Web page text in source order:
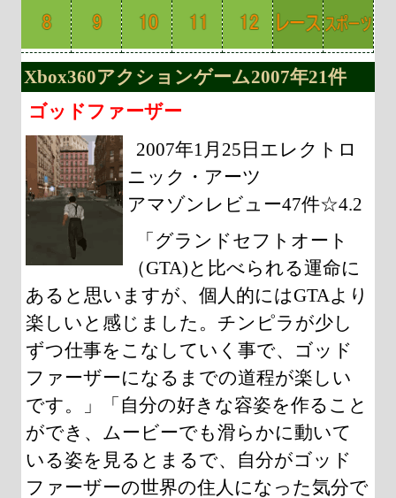
Xbox360アクションゲーム2007年21件
ゴッドファーザー
2007年1月25日エレクトロ
ニック・アーツ
アマゾンレビュー47件☆4.2
「グランドセフトオート
（GTA)と比べられる運命に
あると思いますが、個人的にはGTAより
楽しいと感じました。チンピラが少し
ずつ仕事をこなしていく事で、ゴッド
ファーザーになるまでの道程が楽しい
です。」「自分の好きな容姿を作ること
ができ、ムービーでも滑らかに動いて
いる姿を見るとまるで、自分がゴッド
ファーザーの世界の住人になった気分で